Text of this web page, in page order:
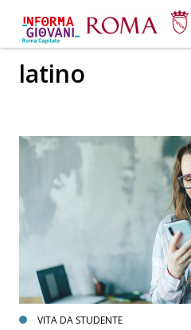
latino
VITA DA STUDENTE